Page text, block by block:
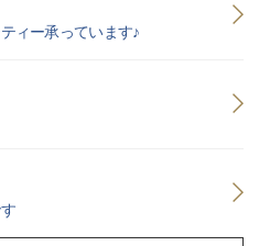
ィー承っています♪